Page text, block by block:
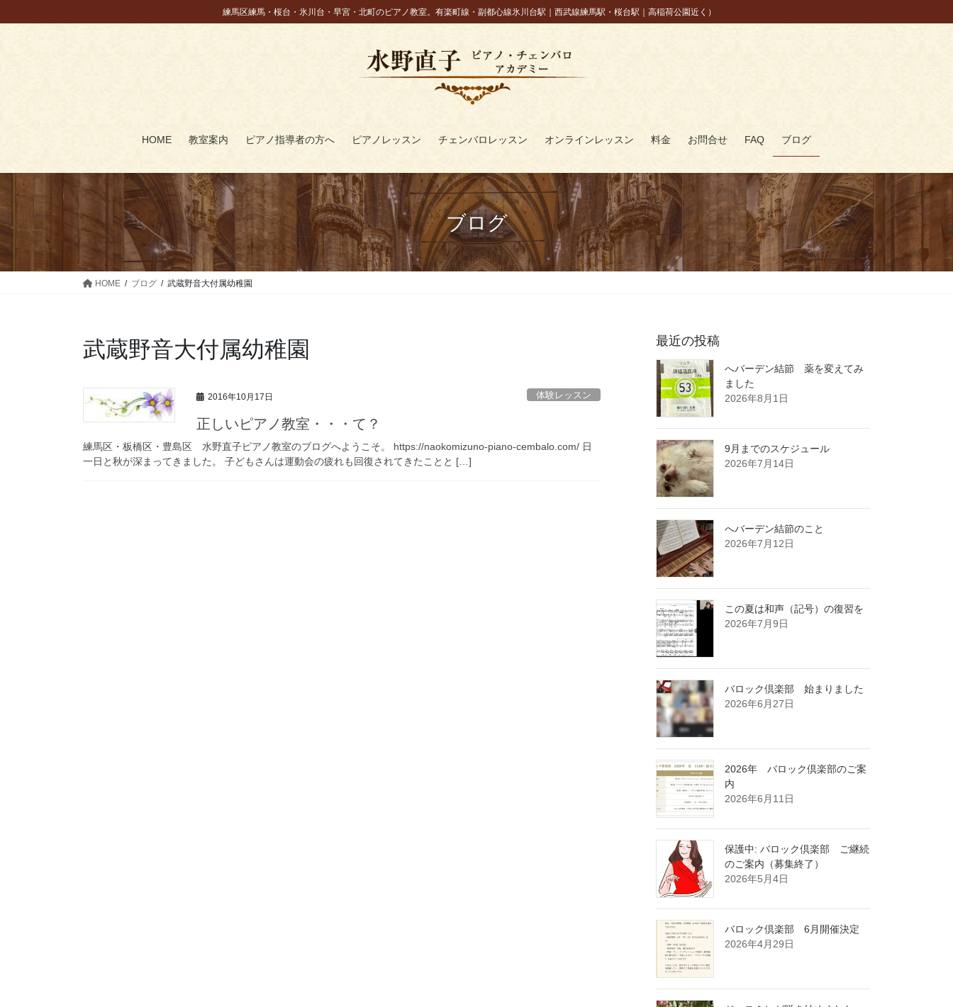
ン
ビ
練馬区練馬・桜台・氷川台・早宮・北町のピアノ教室。有楽町線・副都心線氷川台駅｜西武線練馬駅・桜台駅｜高稲荷公園近く）
HOME 教室案内 ピアノ指導者の方へ ピアノレッスン チェンバロレッスン オンラインレッスン 料金 お問合せ FAQ ブログ
ブログ
HOME ブログ 武蔵野音大付属幼稚園
武蔵野音大付属幼稚園
2016年10月17日 体験レッスン
正しいピアノ教室・・・て？
練馬区・板橋区・豊島区 水野直子ピアノ教室のブログへようこそ。 https://naokomizuno-piano-cembalo.com/ 日
一日と秋が深まってきました。 子どもさんは運動会の疲れも回復されてきたことと […]
最近の投稿
へバーデン結節 薬を変えてみ
ました
2026年8月1日
9月までのスケジュール
2026年7月14日
へバーデン結節のこと
2026年7月12日
この夏は和声（記号）の復習を
2026年7月9日
バロック倶楽部 始まりました
2026年6月27日
2026年 バロック倶楽部のご案
内
2026年6月11日
保護中: バロック倶楽部 ご継続
のご案内（募集終了）
2026年5月4日
バロック倶楽部 6月開催決定
2026年4月29日